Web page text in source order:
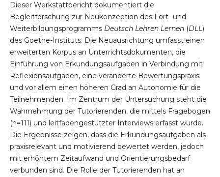
Dieser Werkstattbericht dokumentiert die
Begleitforschung zur Neukonzeption des Fort- und
Weiterbildungsprogramms Deutsch Lehren Lernen(DLL)
des Goethe-Instituts. Die Neuausrichtung umfasst einen
erweiterten Korpus an Unterrichtsdokumenten, die
Einführung von Erkundungsaufgaben in Verbindung mit
Reflexionsaufgaben, eine veränderte Bewertungspraxis
und vor allem einen höheren Grad an Autonomie für die
Teilnehmenden. Im Zentrum der Untersuchung steht die
Wahrnehmung der Tutorierenden, die mittels Fragebogen
(n=111) und leitfadengestützter Interviews erfasst wurde.
Die Ergebnisse zeigen, dass die Erkundungsaufgaben als
praxisrelevant und motivierend bewertet werden, jedoch
mit erhöhtem Zeitaufwand und Orientierungsbedarf
verbunden sind. Die Rolle der Tutorierenden hat an